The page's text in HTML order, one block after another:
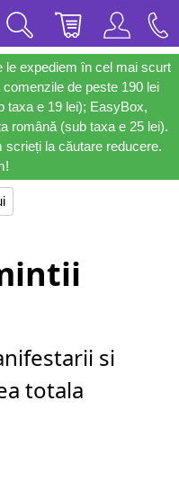
le expediem în cel mai scurt
de peste 190 lei
taxa e 19 lei); EasyBox,
română (sub taxa e 25 lei).
scrieți la căutare reducere.
si
totala